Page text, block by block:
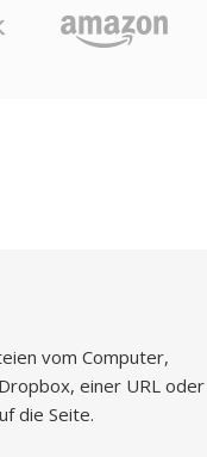
vom Computer,
einer URL oder
die Seite.